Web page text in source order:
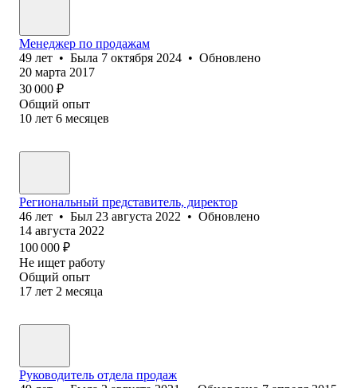
Менеджер по продажам
49 лет • Была 7 октября 2024 • Обновлено
20 марта 2017
30 000 ₽
Общий опыт
10 лет 6 месяцев
Региональный представитель, директор
46 лет • Был 23 августа 2022 • Обновлено
14 августа 2022
100 000 ₽
Не ищет работу
Общий опыт
17 лет 2 месяца
Руководитель отдела продаж